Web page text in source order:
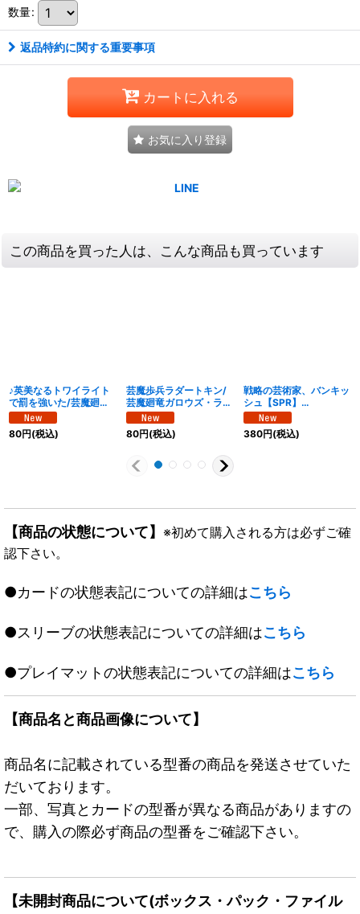
数量:
返品特約に関する重要事項
カートに入れる
お気に入り登録
この商品を買った人は、こんな商品も買っています
♪英美なるトワイライト
で罰を強いた/芸魔廻竜
ガロウズ・ランクマ・ド
ラゴン【SPR】
{25EX4SPR11b/SPR20
80円(税込)
芸魔歩兵ラダートキン/
芸魔廻竜ガロウズ・ラン
クマ・ドラゴン【SPR】
{25EX4SPR9b/SPR20
/SPR9a/SPR20}《水》
80円(税込)
戦略の芸術家、バンキッ
シュ【SPR】
{25EX4SPR2
秘/SPR20}《水》
380円(税込)
【商品の状態について】 ※初めて購入される方は必ずご確
認下さい。
●カードの状態表記についての詳細はこちら
●スリーブの状態表記についての詳細はこちら
●プレイマットの状態表記についての詳細はこちら
【商品名と商品画像について】
商品名に記載されている型番の商品を発送させていた
だいております。
一部、写真とカードの型番が異なる商品がありますの
で、購入の際必ず商品の型番をご確認下さい。
【未開封商品について(ボックス・パック・ファイル